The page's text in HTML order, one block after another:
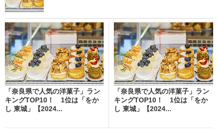
「奈良県で人気の洋菓子」ラン
キングTOP10！ 1位は「をか
し 東城」【2024...
「奈良県で人気の洋菓子」ラン
キングTOP10！ 1位は「をか
し 東城」【2024...